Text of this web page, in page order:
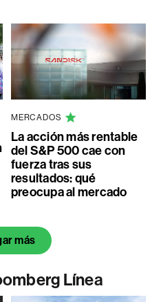
MERCADOS
La acción más rentable
del S&P 500 cae con
fuerza tras sus
resultados: qué
preocupa al mercado
más
Línea